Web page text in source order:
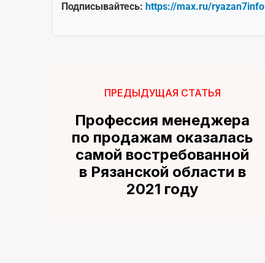
Подписывайтесь: https://max.ru/ryazan7info
ПРЕДЫДУЩАЯ СТАТЬЯ
Профессия менеджера
по продажам оказалась
самой востребованной
в Рязанской области в
2021 году